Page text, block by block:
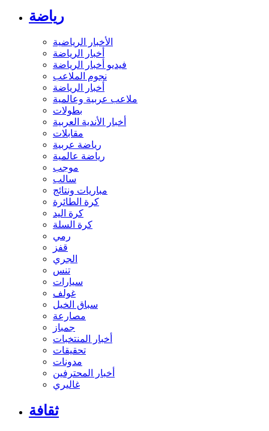
رياضة
الأخبار الرياضية
أخبار الرياضة
فيديو أخبار الرياضة
نجوم الملاعب
أخبار الرياضة
ملاعب عربية وعالمية
بطولات
أخبار الأندية العربية
مقابلات
رياضة عربية
رياضة عالمية
موجب
سالب
مباريات ونتائج
كرة الطائرة
كرة اليد
كرة السلة
رمي
قفز
الجري
تنس
سيارات
غولف
سباق الخيل
مصارعة
جمباز
أخبار المنتخبات
تحقيقات
مدونات
أخبار المحترفين
غاليري
ثقافة